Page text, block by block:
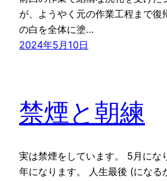
が、ようやく元の作業工程まで復
の白を全体に塗…
2024年5月10日
禁煙と朝練
実は禁煙をしています。 5月にな
年になります。 人生最後 (になる